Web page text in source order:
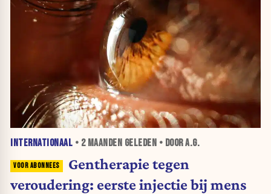
INTERNATIONAAL • 2 MAANDEN GELEDEN • DOOR A.G.
Gentherapie tegen
veroudering: eerste injectie bij mens